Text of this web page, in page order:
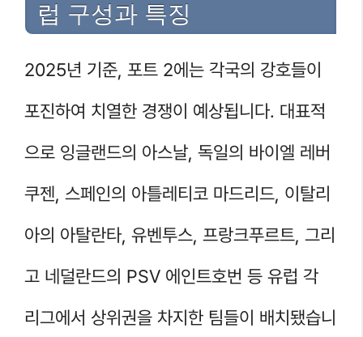
럽 구성과 특징
2025년 기준, 포트 2에는 각국의 강호들이
포진하여 치열한 경쟁이 예상됩니다. 대표적
으로 잉글랜드의 아스날, 독일의 바이엘 레버
쿠젠, 스페인의 아틀레티코 마드리드, 이탈리
아의 아탈란타, 유벤투스, 프랑크푸르트, 그리
고 네덜란드의 PSV 에인트호번 등 유럽 각
리그에서 상위권을 차지한 팀들이 배치됐습니